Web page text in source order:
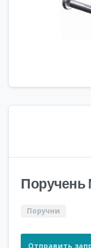
Поручень
Поручни